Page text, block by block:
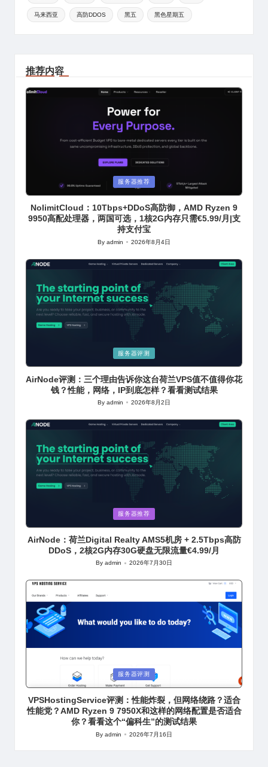
马来西亚 高防DDOS 黑五 黑色星期五
推荐内容
Posted
in
服务器推荐
NolimitCloud：10Tbps+DDoS高防御，AMD Ryzen 9
9950高配处理器，两国可选，1核2G内存只需€5.99/月|支
持支付宝
Posted
Byadmin 2026年8月4日
in
服务器评测
AirNode评测：三个理由告诉你这台荷兰VPS值不值得你花
钱？性能，网络，IP到底怎样？看看测试结果
Posted
Byadmin 2026年8月2日
in
服务器推荐
AirNode：荷兰Digital Realty AMS5机房 + 2.5Tbps高防
DDoS，2核2G内存30G硬盘无限流量€4.99/月
Posted
Byadmin 2026年7月30日
in
服务器评测
VPSHostingService评测：性能炸裂，但网络绕路？适合
性能党？AMD Ryzen 9 7950X和这样的网络配置是否适合
你？看看这个“偏科生”的测试结果
Posted
Byadmin 2026年7月16日